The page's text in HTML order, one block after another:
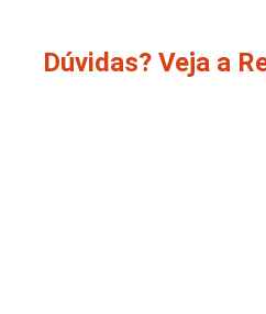
Dúvidas? Veja a